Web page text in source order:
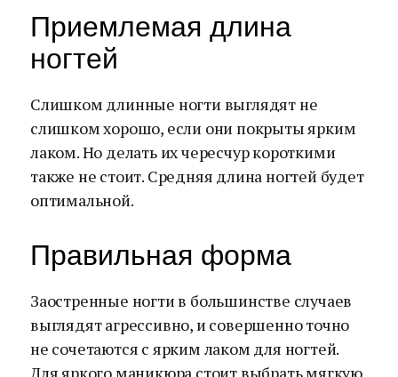
Приемлемая длина
ногтей
Слишком длинные ногти выглядят не
слишком хорошо, если они покрыты ярким
лаком. Но делать их чересчур короткими
также не стоит. Средняя длина ногтей будет
оптимальной.
Правильная форма
Заостренные ногти в большинстве случаев
выглядят агрессивно, и совершенно точно
не сочетаются с ярким лаком для ногтей.
Для яркого маникюра стоит выбрать мягкую